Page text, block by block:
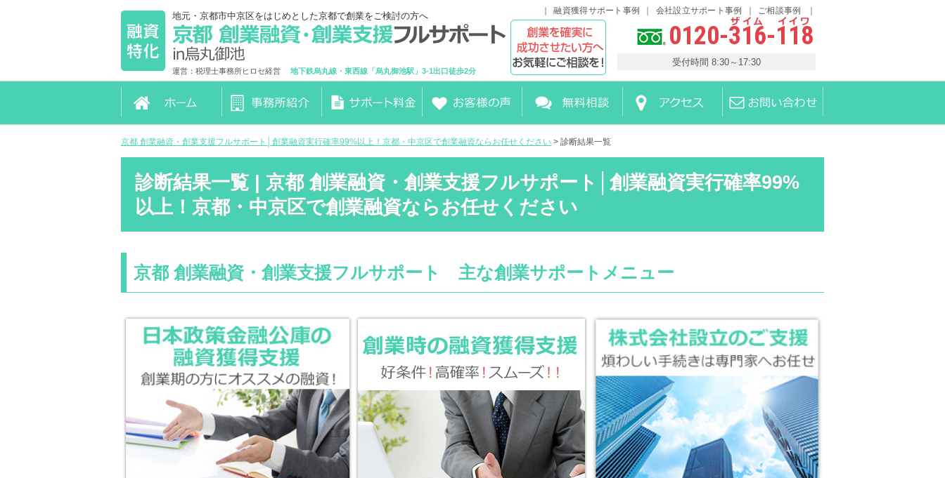
地元・京都市中京区をはじめとした京都で創業をご検討の方へ
運営：税理士事務所ヒロセ経営 地下鉄烏丸線・東西線「烏丸御池駅」3-1出口徒歩2分
融資獲得サポート事例 会社設立サポート事例 ご相談事例
0120-316-118
受付時間 8:30～17:30
京都 創業融資・創業支援フルサポート│創業融資実行確率99%以上！京都・中京区で創業融資ならお任せください > 診断結果一覧
診断結果一覧 | 京都 創業融資・創業支援フルサポート│創業融資実行確率99%
以上！京都・中京区で創業融資ならお任せください
京都 創業融資・創業支援フルサポート 主な創業サポートメニュー